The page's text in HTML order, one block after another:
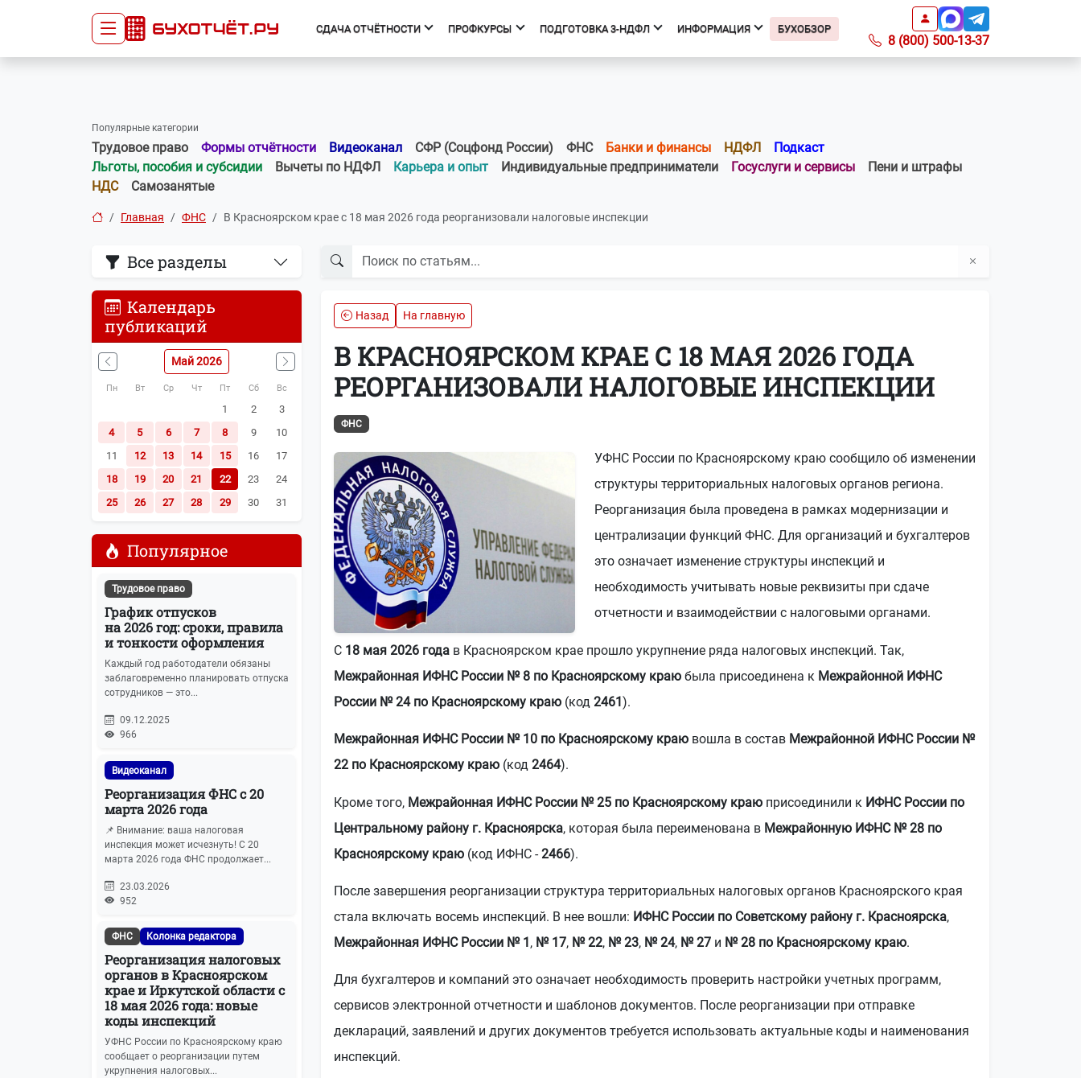
СДАЧА ОТЧЁТНОСТИ ПРОФКУРСЫ ПОДГОТОВКА 3-НДФЛ ИНФОРМАЦИЯ БУХОБЗОР
8 (800) 500-13-37
Главная
Сдать отчёт
Тарифы
Оплата
Сведения об образовательной
организации
Тарифы
Получить вычет
Образцы заявлений
Получить доверенность
Наша почта:info@buhot4et.ru
Позвоните нам по номерам:(495) 796-13-73или8 (800) 500-13-37
Популярные категории
Трудовое право Формы отчётности Видеоканал СФР (Соцфонд России) ФНС Банки и финансы НДФЛ
Подкаст
Льготы, пособия и субсидии
Вычеты по НДФЛ Карьера и опыт Индивидуальные предприниматели Госуслуги и сервисы
Пени и штрафы
НДС
Самозанятые
Главная ФНС В Красноярском крае с 18 мая 2026 года реорганизовали налоговые инспекции
Все разделы
Календарь
публикаций
Май 2026
Пн Вт Ср Чт Пт Сб Вс
1 2
3
4
5 6 7 8 9
10
11
12 13 14 15 16
17
18
19 20 21 22 23
24
25
26 27 28 29 30 31
Популярное
Трудовое право
График отпусков
на 2026 год: сроки, правила
и тонкости оформления
Каждый год работодатели обязаны
заблаговременно планировать отпуска
сотрудников — это...
09.12.2025
966
Видеоканал
Реорганизация ФНС с 20
марта 2026 года
📌 Внимание: ваша налоговая
инспекция может исчезнуть! С 20
марта 2026 года ФНС продолжает...
23.03.2026
952
ФНС Колонка редактора
Реорганизация налоговых
органов в Красноярском
крае и Иркутской области с
18 мая 2026 года: новые
коды инспекций
УФНС России по Красноярскому краю
сообщает о реорганизации путем
укрупнения налоговых...
Назад На главную
В КРАСНОЯРСКОМ КРАЕ С 18 МАЯ 2026 ГОДА
РЕОРГАНИЗОВАЛИ НАЛОГОВЫЕ ИНСПЕКЦИИ
ФНС
УФНС России по Красноярскому краю сообщило об изменении
структуры территориальных налоговых органов региона.
Реорганизация была проведена в рамках модернизации и
централизации функций ФНС. Для организаций и бухгалтеров
это означает изменение структуры инспекций и
необходимость учитывать новые реквизиты при сдаче
отчетности и взаимодействии с налоговыми органами.
С 18 мая 2026 года в Красноярском крае прошло укрупнение ряда налоговых инспекций. Так,
Межрайонная ИФНС России № 8 по Красноярскому краю была присоединена к Межрайонной ИФНС
России № 24 по Красноярскому краю (код 2461).
Межрайонная ИФНС России № 10 по Красноярскому краю вошла в состав Межрайонной ИФНС России №
22 по Красноярскому краю (код 2464).
Кроме того, Межрайонная ИФНС России № 25 по Красноярскому краю присоединили к ИФНС России по
Центральному району г. Красноярска, которая была переименована в Межрайонную ИФНС № 28 по
Красноярскому краю (код ИФНС -2466).
После завершения реорганизации структура территориальных налоговых органов Красноярского края
стала включать восемь инспекций. В нее вошли: ИФНС России по Советскому району г. Красноярска,
Межрайонная ИФНС России № 1, № 17, № 22, № 23, № 24, № 27 и № 28 по Красноярскому краю.
Для бухгалтеров и компаний это означает необходимость проверить настройки учетных программ,
сервисов электронной отчетности и шаблонов документов. После реорганизации при отправке
деклараций, заявлений и других документов требуется использовать актуальные коды и наименования
инспекций.